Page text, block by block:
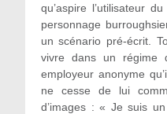
qu’aspire l’utilisateur
personnage
un scénario pré-écrit.
vivre dans un régime
employeur anonyme
ne cesse de lui
d’images : « Je suis